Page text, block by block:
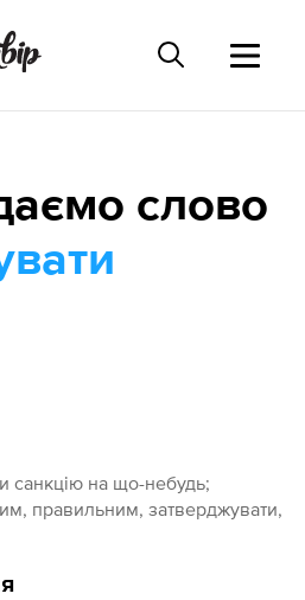
санкцію на що-небудь;
правильним, затверджувати,
слово